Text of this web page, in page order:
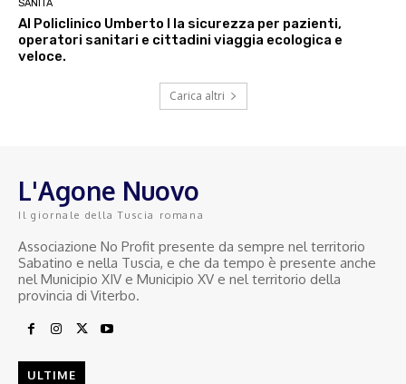
SANITÀ
Al Policlinico Umberto I la sicurezza per pazienti,
operatori sanitari e cittadini viaggia ecologica e
veloce.
Carica altri
L'Agone Nuovo
Il giornale della Tuscia romana
Associazione No Profit presente da sempre nel territorio
Sabatino e nella Tuscia, e che da tempo è presente anche
nel Municipio XIV e Municipio XV e nel territorio della
provincia di Viterbo.
ULTIME